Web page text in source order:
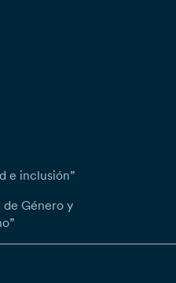
e inclusión”
de Género y